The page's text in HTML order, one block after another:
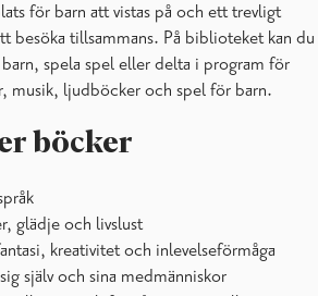
daghem
för barn att vistas på och ett trevligt
besöka tillsammans. På biblioteket kan du
spela spel eller delta i program för
musik, ljudböcker och spel för barn.
böcker
glädje och livslust
kreativitet och inlevelseförmåga
själv och sina medmänniskor